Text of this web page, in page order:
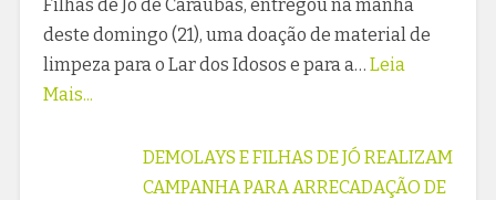
Filhas de Jó de Caraúbas, entregou na manhã
deste domingo (21), uma doação de material de
limpeza para o Lar dos Idosos e para a… Leia
Mais...
DEMOLAYS E FILHAS DE JÓ REALIZAM
CAMPANHA PARA ARRECADAÇÃO DE